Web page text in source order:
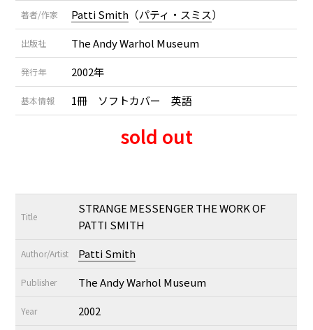
著者/作家 Patti Smith （パティ・スミス）
出版社 The Andy Warhol Museum
発行年 2002年
基本情報 1冊 ソフトカバー 英語
sold out
Title
STRANGE MESSENGER THE WORK OF
PATTI SMITH
Author/Artist Patti Smith
Publisher The Andy Warhol Museum
Year 2002